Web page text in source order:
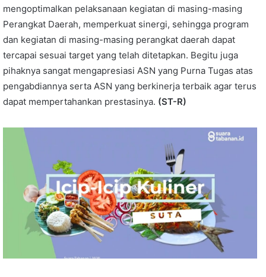
mengoptimalkan pelaksanaan kegiatan di masing-masing
Perangkat Daerah, memperkuat sinergi, sehingga program
dan kegiatan di masing-masing perangkat daerah dapat
tercapai sesuai target yang telah ditetapkan. Begitu juga
pihaknya sangat mengapresiasi ASN yang Purna Tugas atas
pengabdiannya serta ASN yang berkinerja terbaik agar terus
dapat mempertahankan prestasinya. (ST-R)